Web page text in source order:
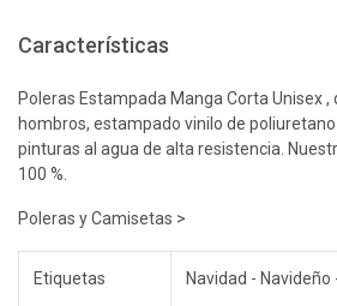
Características
Poleras Estampada Manga Corta Unisex
hombros, estampado vinilo de
pinturas al agua de alta resistencia.
100 %.
Poleras y Camisetas >
Etiquetas Navidad - Navideño